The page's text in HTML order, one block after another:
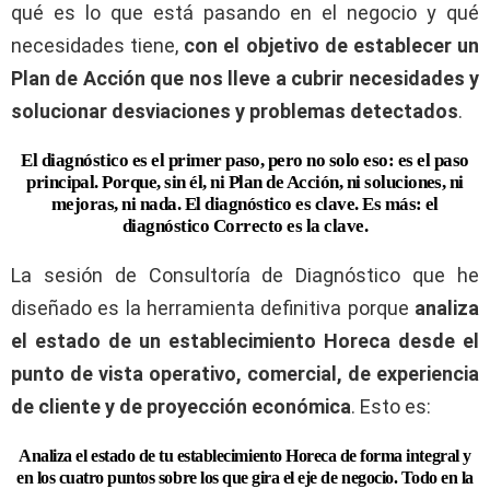
qué es lo que está pasando en el negocio y qué
necesidades tiene, con el objetivo de establecer un
Plan de Acción que nos lleve a cubrir necesidades y
solucionar desviaciones y problemas detectados.
El diagnóstico es el primer paso, pero no solo eso: es el paso
principal. Porque, sin él, ni Plan de Acción, ni soluciones, ni
mejoras, ni nada. El diagnóstico es clave. Es más: el
diagnóstico Correcto es la clave.
La sesión de Consultoría de Diagnóstico que he
diseñado es la herramienta definitiva porque analiza
el estado de un establecimiento Horeca desde el
punto de vista operativo, comercial, de experiencia
de cliente y de proyección económica. Esto es:
Analiza el estado de tu establecimiento Horeca de forma integral y
en los cuatro puntos sobre los que gira el eje de negocio. Todo en la